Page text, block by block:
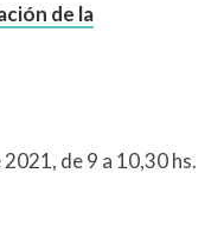
de la
de 9 a 10,30 hs.